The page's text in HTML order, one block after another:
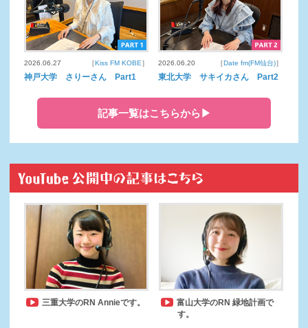
2026.06.27 ［Kiss FM KOBE］
神戸大学 さりーさん Part1
2026.06.20 ［Date fm(FM仙台)］
東北大学 サキイカさん Part2
記事一覧はこちらから▶
三重大学のRN Annieです。
富山大学のRN 緑地計画で
す。